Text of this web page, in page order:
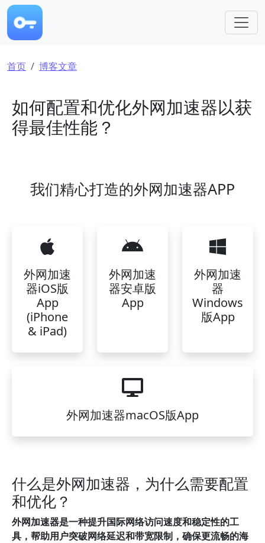
跳转到主要内容
面包屑
首页 博客文章
如何配置和优化外网加速器以获
得最佳性能？
我们精心打造的外网加速器APP
外网加速
器iOS版
App
(iPhone
& iPad)
外网加速
器安卓版
App
外网加速
器
Windows
版App
外网加速器macOS版App
什么是外网加速器，为什么需要配置
和优化？
外网加速器是一种提升国际网络访问速度和稳定性的工
具，帮助用户突破网络延迟和带宽限制，确保更流畅的海